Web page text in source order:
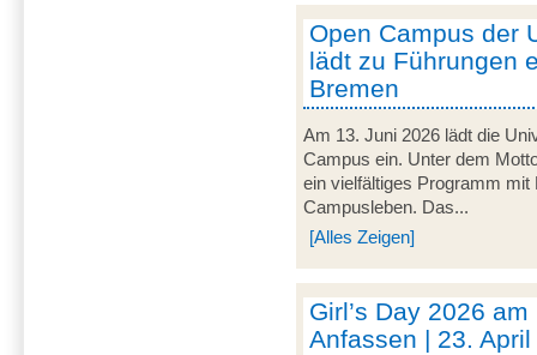
Open Campus der
lädt zu Führungen
Bremen
Am 13. Juni 2026 lädt die
Campus ein. Unter dem
ein vielfältiges Programm
Campusleben. Das...
[Alles Zeigen]
Girl’s Day 2026
Anfassen | 23.